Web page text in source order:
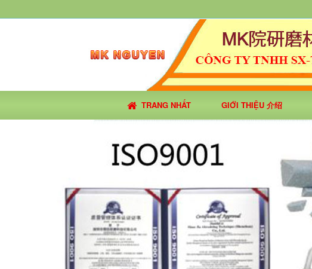
TRANG NHẤT GIỚI THIỆU 介绍